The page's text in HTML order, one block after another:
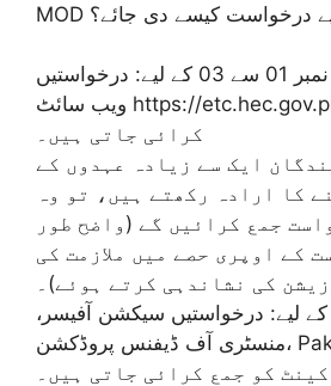
نمبر 01 سے 03 کے لیے: درخواستیں ETC کی آفیشل
ویب سائٹ https://etc.hec.gov.pk/ پر آن لائن جمع
کرائی جاتی ہیں۔
ایک سے زیادہ عہدوں کے
کا ارادہ رکھتے ہیں، تو وہ
جمع کرائیں گے (واضح طور
کے اوپری حصے میں ملازمت کی
کی نشاندہی کرتے ہوئے)۔
نمبر 04 سے 06 کے لیے: درخواستیں سیکشن آفیسر،
منسٹری آف ڈیفنس پروڈکشن، Pak.Sectt-II، آدم جی
کو جمع کرائی جاتی ہیں۔